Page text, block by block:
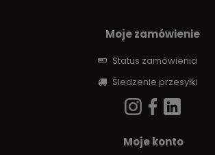
Moje zamówienie
Status zamówienia
Śledzenie przesyłki
Moje konto